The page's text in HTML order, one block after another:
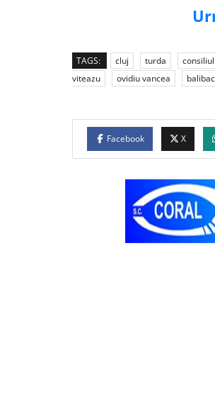
TAGS: cluj turda
viteazu
ovidiu vancea
Facebook X